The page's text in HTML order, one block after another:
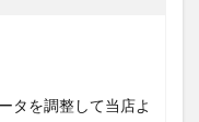
タを調整して当店よ